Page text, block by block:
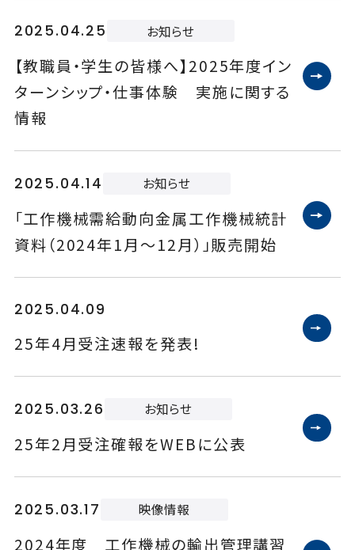
2025.04.25 お知らせ
【教職員・学生の皆様へ】2025年度イン
ターンシップ・仕事体験 実施に関する
情報
2025.04.14 お知らせ
「工作機械需給動向金属工作機械統計
資料（2024年1月～12月）」販売開始
2025.04.09
25年4月受注速報を発表!
2025.03.26 お知らせ
25年2月受注確報をWEBに公表
2025.03.17 映像情報
2024年度 工作機械の輸出管理講習